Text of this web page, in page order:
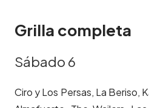
Grilla completa
Sábado 6
Ciro y Los Persas, La Beriso,